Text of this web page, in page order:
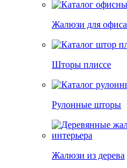
Жалюзи для офиса
Шторы плиссе
Рулонные шторы
Жалюзи из дерева